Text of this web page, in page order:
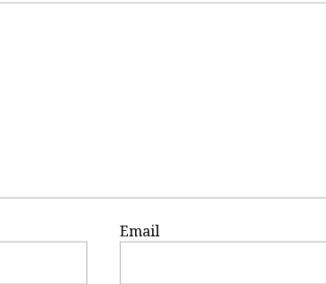
Email